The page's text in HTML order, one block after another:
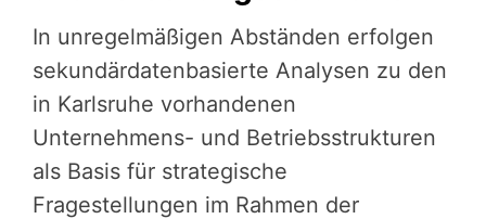
In unregelmäßigen Abständen erfolgen
sekundärdatenbasierte Analysen zu den
in Karlsruhe vorhandenen
Unternehmens- und Betriebsstrukturen
als Basis für strategische
Fragestellungen im Rahmen der